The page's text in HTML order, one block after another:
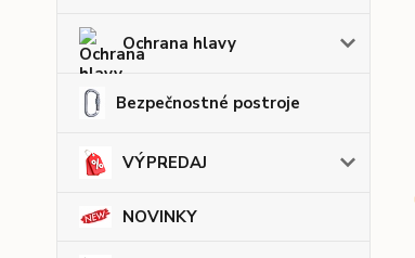
Ochrana hlavy
Bezpečnostné postroje
VÝPREDAJ
NOVINKY